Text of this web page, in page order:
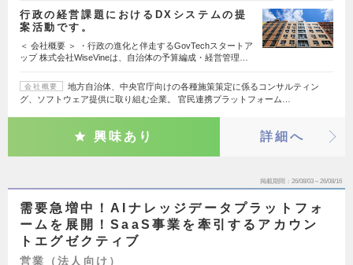
行政の経営課題におけるDXシステムの提
案活動です。
＜ 会社概要 ＞ ・行政の進化と伴走するGovTechスタートア
ップ 株式会社WiseVineは、自治体の予算編成・経営管理…
会社概要
地方自治体、中央官庁向けの各種施策策定に係るコンサルティン
グ、ソフトウェア提供に取り組む企業。 官民連携プラットフォーム…
興味あり 詳細へ
掲載期間 26/08/03～26/08/16
需要急増中！AIナレッジデータプラットフォ
ームを展開！SaaS事業を牽引するアカウン
トエグゼクティブ
営業（法人向け）